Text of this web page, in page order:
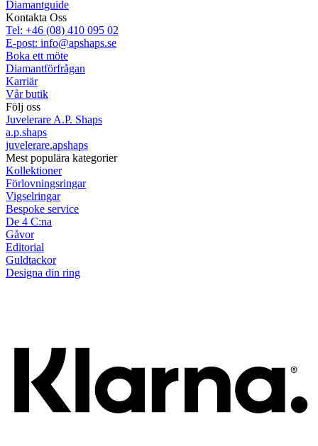
Diamantguide
Kontakta Oss
Tel: +46 (08) 410 095 02
E-post: info@apshaps.se
Boka ett möte
Diamantförfrågan
Karriär
Vår butik
Följ oss
Juvelerare A.P. Shaps
a.p.shaps
juvelerare.apshaps
Mest populära kategorier
Kollektioner
Förlovningsringar
Vigselringar
Bespoke service
De 4 C:na
Gåvor
Editorial
Guldtackor
Designa din ring